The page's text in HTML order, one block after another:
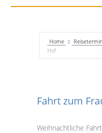
Home
Hof
Fahrt zum
Weihnachtliche